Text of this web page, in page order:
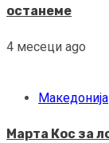
останеме
4 месеци ago
Македонија
Марта Кос за